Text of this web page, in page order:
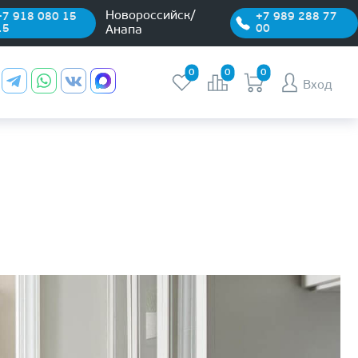
918 080 15
Новороссийск/
Анапа
+7 989 288 77
00
0 0 0
Вход